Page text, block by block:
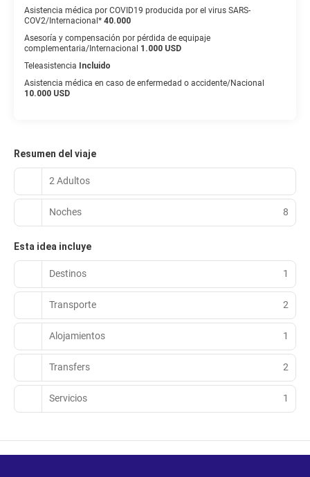
Asistencia médica por COVID19 producida por el virus SARS-
COV2/Internacional* 40.000
Asesoría y compensación por pérdida de equipaje
complementaria/Internacional 1.000 USD
Teleasistencia Incluido
Asistencia médica en caso de enfermedad o accidente/Nacional
10.000 USD
Resumen del viaje
2 Adultos
Noches 8
Esta idea incluye
Destinos 1
Transporte 2
Alojamientos 1
Transfers 2
Servicios 1